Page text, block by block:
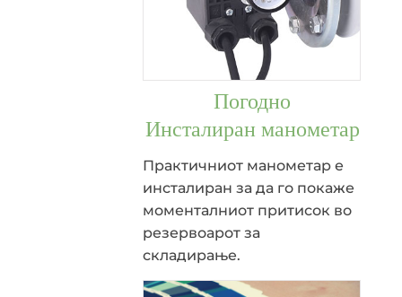
Погодно
Инсталиран манометар
Практичниот манометар е
инсталиран за да го покаже
моменталниот притисок во
резервоарот за
складирање.